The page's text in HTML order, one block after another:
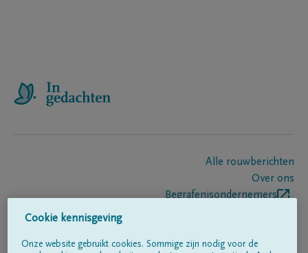
Alle rouwberichten
Over ons
Begrafenisondernemers
Cookie kennisgeving
Onze website gebruikt cookies. Sommige zijn nodig voor de